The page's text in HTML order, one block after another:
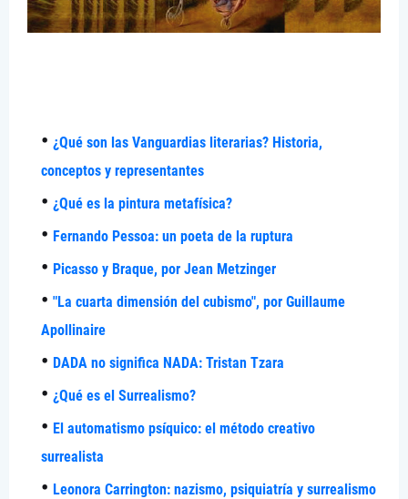
¿Qué son las Vanguardias literarias? Historia,
conceptos y representantes
¿Qué es la pintura metafísica?
Fernando Pessoa: un poeta de la ruptura
Picasso y Braque, por Jean Metzinger
"La cuarta dimensión del cubismo", por Guillaume
Apollinaire
DADA no significa NADA: Tristan Tzara
¿Qué es el Surrealismo?
El automatismo psíquico: el método creativo
surrealista
Leonora Carrington: nazismo, psiquiatría y surrealismo